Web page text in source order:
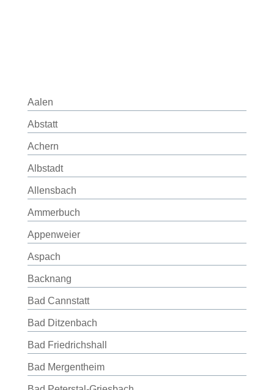
Aalen
Abstatt
Achern
Albstadt
Allensbach
Ammerbuch
Appenweier
Aspach
Backnang
Bad Cannstatt
Bad Ditzenbach
Bad Friedrichshall
Bad Mergentheim